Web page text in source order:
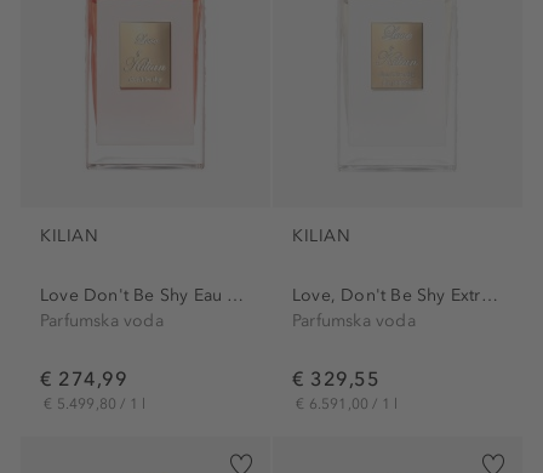
KILIAN
Love Don't Be Shy Eau de...
Parfumska voda
€ 274,99
€ 5.499,80 / 1 l
KILIAN
Love, Don't Be Shy Extreme...
Parfumska voda
€ 329,55
€ 6.591,00 / 1 l